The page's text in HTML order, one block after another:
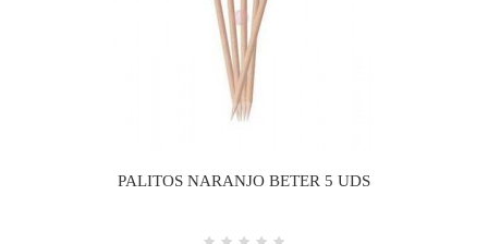
PALITOS NARANJO BETER 5 UDS